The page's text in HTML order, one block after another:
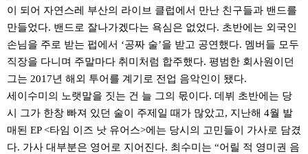
이 되어 자연스레 부산의 라이브 클럽에서 만난 친구들과 밴드를
만들었다. 밴드로 잘나가겠다는 욕심은 없었다. 초반에는 외국인
손님을 주로 받는 펍에서 ‘공짜 술’을 받고 공연했다. 멤버들 모두
직장을 다니며 주말마다 취미처럼 합주했다. 평범한 회사원이던
그는 2017년 해외 투어를 계기로 전업 음악인이 됐다.
세이수미의 노랫말을 짓는 건 늘 그의 몫이다. 데뷔 초반에는 당
시 그가 한창 빠져 있던 술이 주제일 때가 많았고, 지난해 4월 발
매된 EP <타임 이즈 낫 유어스>에는 당시의 고민들이 가사로 담겼
다. 가사 대부분은 영어로 지어진다. 최수미는 “어릴 적 영미권 음